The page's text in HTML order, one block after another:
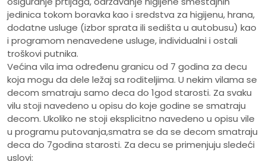
jedinica tokom boravka kao i sredstva za higijenu, hrana,
dodatne usluge (izbor sprata ili sedišta u autobusu) kao
i programom nenavedene usluge, individualni i ostali
troškovi putnika.
Većina vila ima određenu granicu od 7 godina za decu
koja mogu da dele ležaj sa roditeljima. U nekim vilama se
decom smatraju samo deca do 1god starosti. Za svaku
vilu stoji navedeno u opisu do koje godine se smatraju
decom. Ukoliko ne stoji eksplicitno navedeno u opisu vile
u programu putovanja,smatra se da se decom smatraju
deca do 7godina starosti. Za decu se primenjuju sledeći
uslovi: